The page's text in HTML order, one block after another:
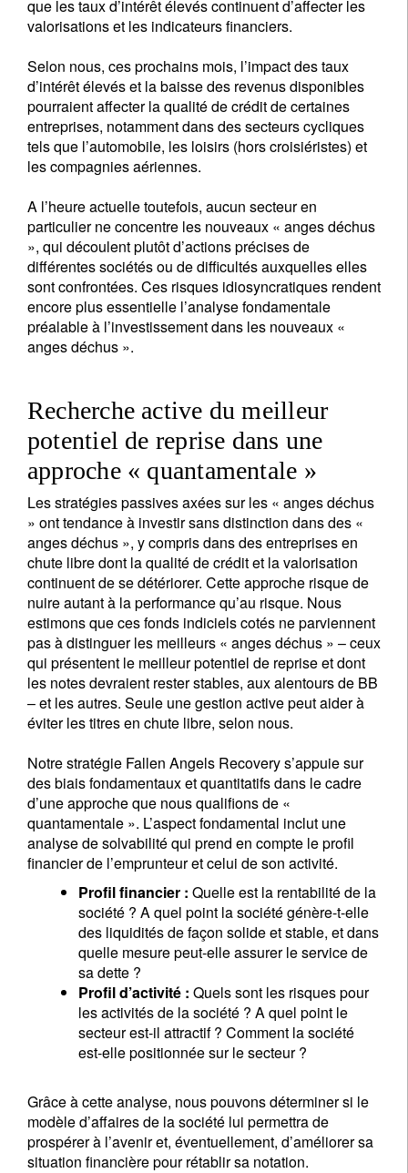
que les taux d’intérêt élevés continuent d’affecter les
valorisations et les indicateurs financiers.
Selon nous, ces prochains mois, l’impact des taux
d’intérêt élevés et la baisse des revenus disponibles
pourraient affecter la qualité de crédit de certaines
entreprises, notamment dans des secteurs cycliques
tels que l’automobile, les loisirs (hors croisiéristes) et
les compagnies aériennes.
A l’heure actuelle toutefois, aucun secteur en
particulier ne concentre les nouveaux « anges déchus
», qui découlent plutôt d’actions précises de
différentes sociétés ou de difficultés auxquelles elles
sont confrontées. Ces risques idiosyncratiques rendent
encore plus essentielle l’analyse fondamentale
préalable à l’investissement dans les nouveaux «
anges déchus ».
Recherche active du meilleur
potentiel de reprise dans une
approche « quantamentale »
Les stratégies passives axées sur les « anges déchus
» ont tendance à investir sans distinction dans des «
anges déchus », y compris dans des entreprises en
chute libre dont la qualité de crédit et la valorisation
continuent de se détériorer. Cette approche risque de
nuire autant à la performance qu’au risque. Nous
estimons que ces fonds indiciels cotés ne parviennent
pas à distinguer les meilleurs « anges déchus » – ceux
qui présentent le meilleur potentiel de reprise et dont
les notes devraient rester stables, aux alentours de BB
– et les autres. Seule une gestion active peut aider à
éviter les titres en chute libre, selon nous.
Notre stratégie Fallen Angels Recovery s’appuie sur
des biais fondamentaux et quantitatifs dans le cadre
d’une approche que nous qualifions de «
quantamentale ». L’aspect fondamental inclut une
analyse de solvabilité qui prend en compte le profil
financier de l’emprunteur et celui de son activité.
Profil financier : Quelle est la rentabilité de la
société ? A quel point la société génère-t-elle
des liquidités de façon solide et stable, et dans
quelle mesure peut-elle assurer le service de
sa dette ?
Profil d’activité : Quels sont les risques pour
les activités de la société ? A quel point le
secteur est-il attractif ? Comment la société
est-elle positionnée sur le secteur ?
Grâce à cette analyse, nous pouvons déterminer si le
modèle d’affaires de la société lui permettra de
prospérer à l’avenir et, éventuellement, d’améliorer sa
situation financière pour rétablir sa notation.